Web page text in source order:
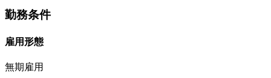
勤務条件
雇用形態
無期雇用